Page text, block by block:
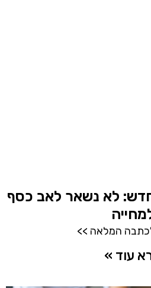
לא נשאר לאב כסף
המלאה >>
עוד »